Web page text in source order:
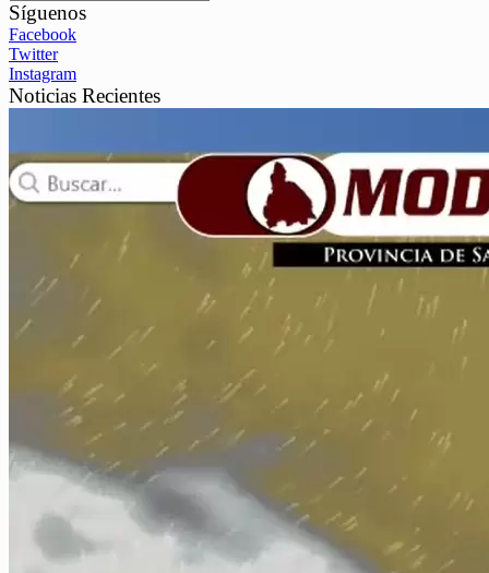
Síguenos
Facebook
Twitter
Instagram
Noticias Recientes